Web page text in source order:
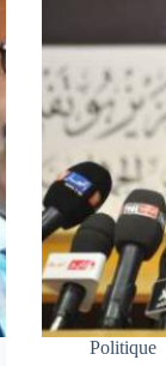
Politique